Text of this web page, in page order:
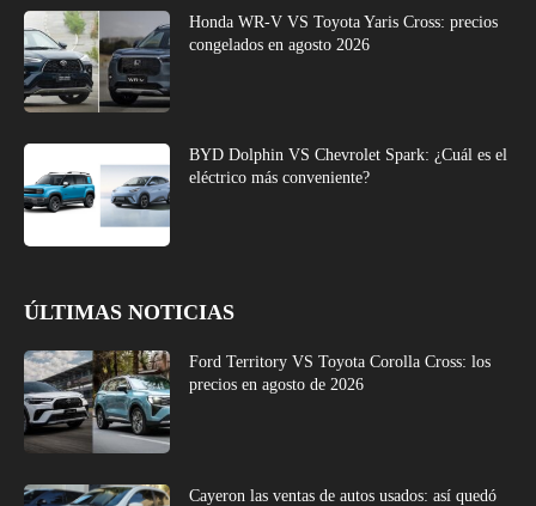
Honda WR-V VS Toyota Yaris Cross: precios
congelados en agosto 2026
BYD Dolphin VS Chevrolet Spark: ¿Cuál es el
eléctrico más conveniente?
ÚLTIMAS NOTICIAS
Ford Territory VS Toyota Corolla Cross: los
precios en agosto de 2026
Cayeron las ventas de autos usados: así quedó